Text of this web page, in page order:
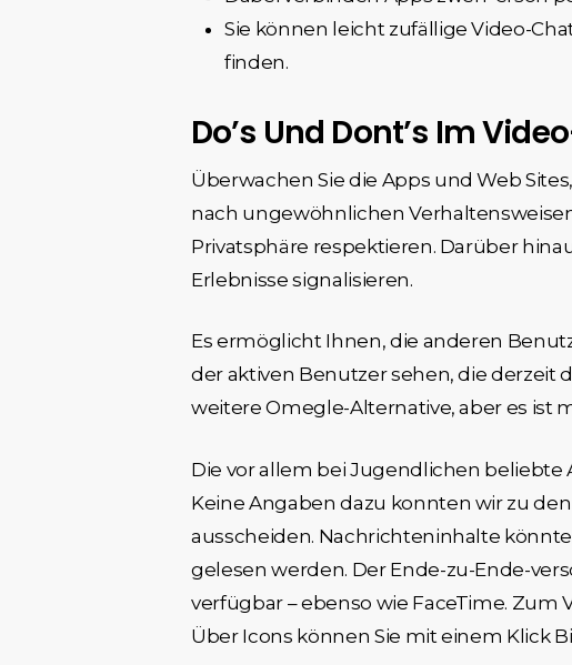
Sie können leicht zufällige Video-
finden.
Do’s Und Dont’s Im
Überwachen Sie die Apps und Web
nach ungewöhnlichen
Privatsphäre respektieren. Darüber
Erlebnisse signalisieren.
Es ermöglicht Ihnen, die anderen
der aktiven Benutzer sehen, die derzeit
weitere Omegle-Alternative, aber es ist
Die vor allem bei Jugendlichen beliebte
Keine Angaben dazu konnten wir zu
ausscheiden. Nachrichteninhalte
gelesen werden. Der Ende-zu-Ende-
verfügbar – ebenso wie FaceTime.
Über Icons können Sie mit einem Klick